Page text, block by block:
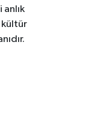
kültür